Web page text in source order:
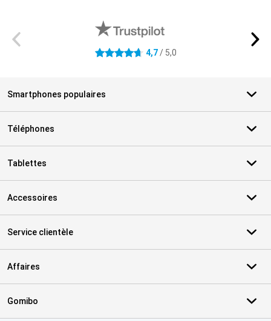
4.7 étoiles 4,7/ 5,0
Smartphones populaires
Téléphones
Tablettes
Accessoires
Service clientèle
Affaires
Gomibo